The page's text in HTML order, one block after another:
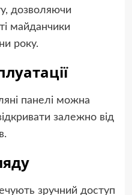
дозволяючи
майданчики
року.
панелі можна
залежно від
зручний доступ